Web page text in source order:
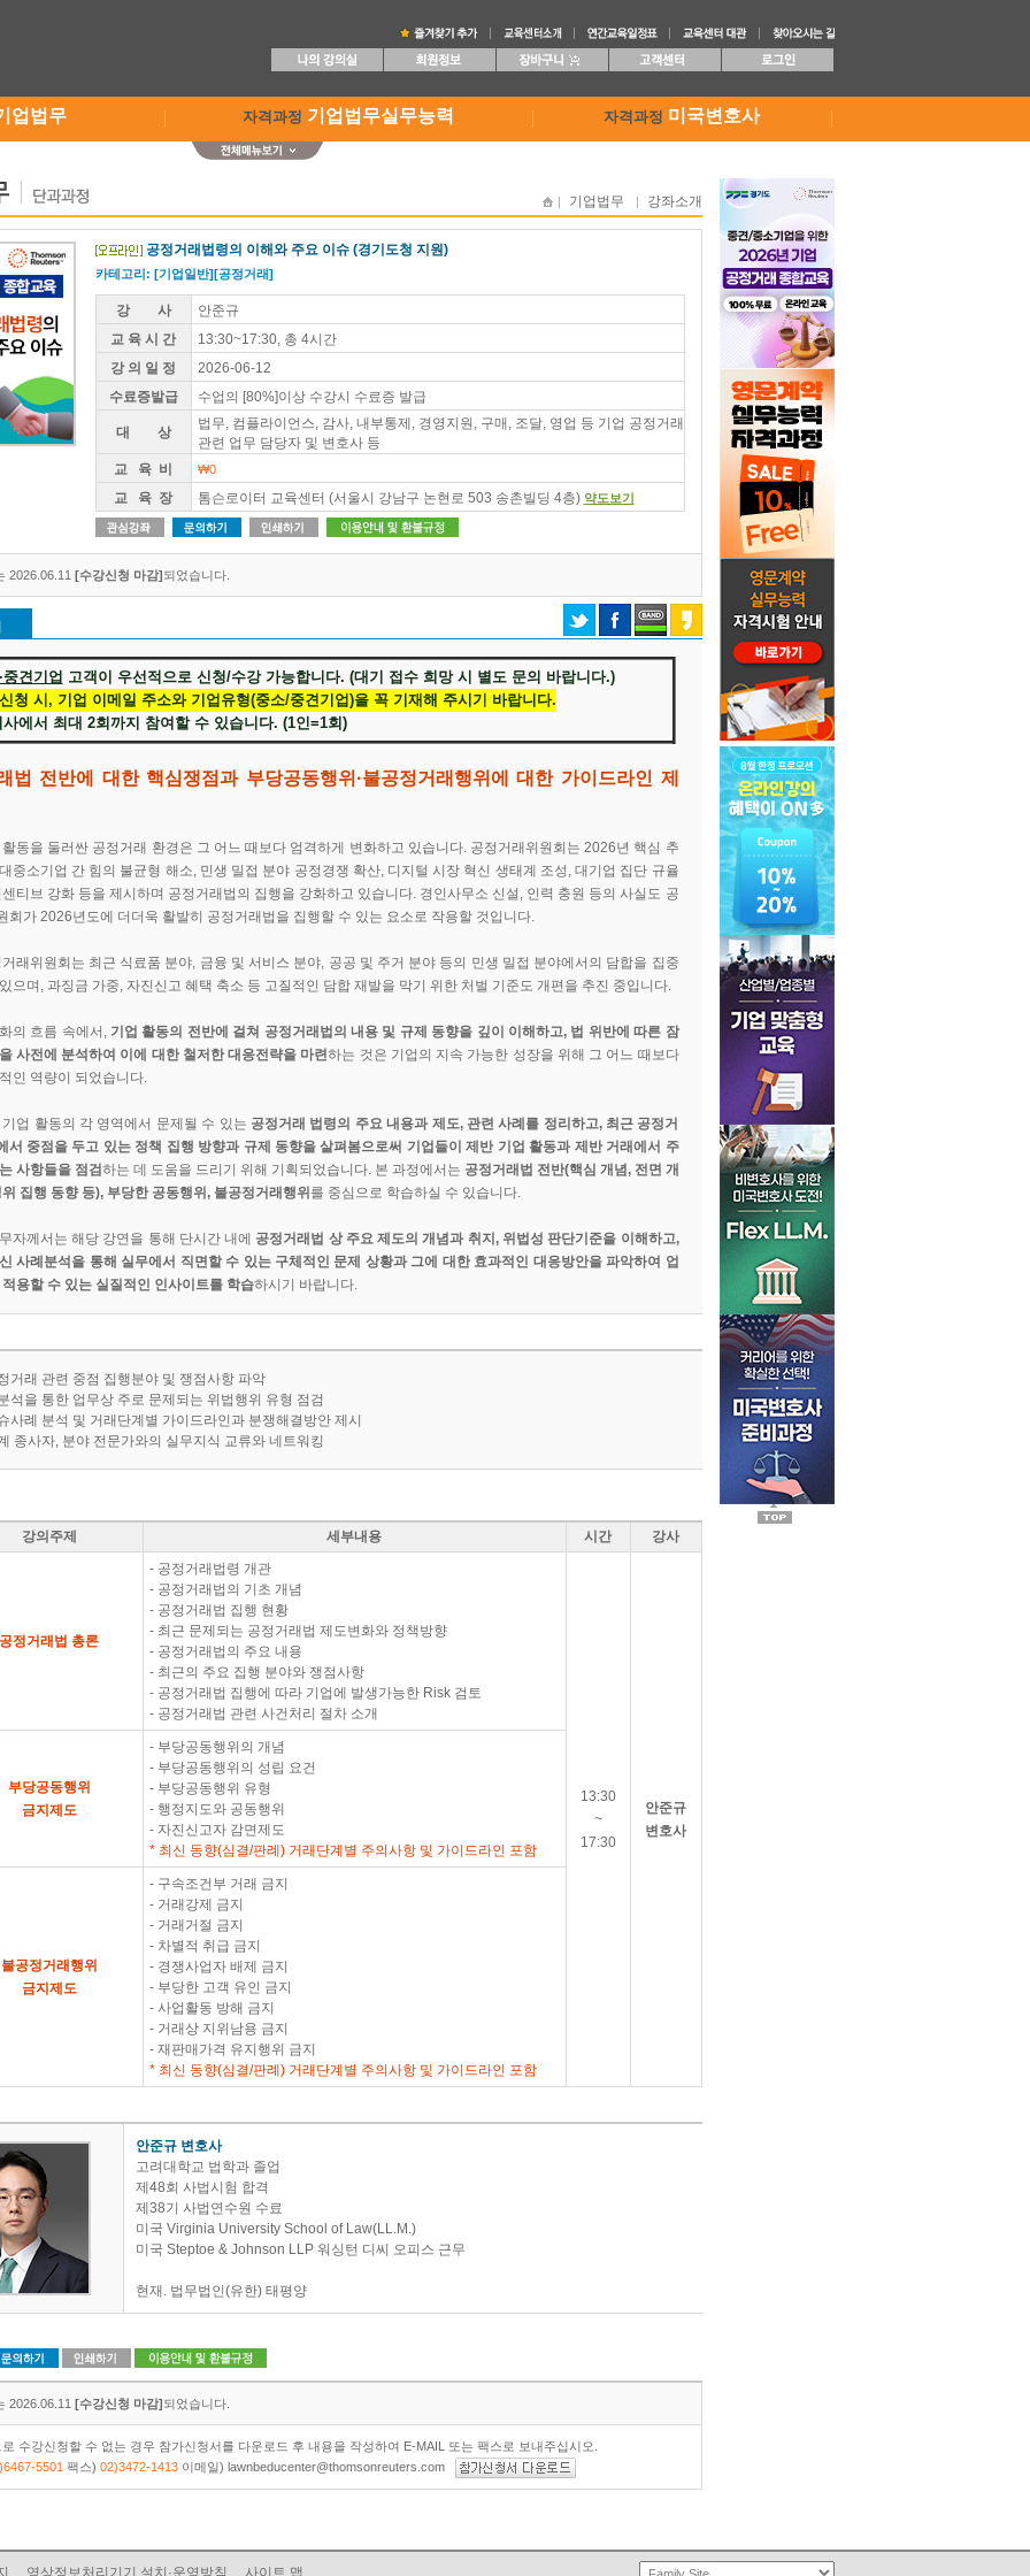
업법무 자격과정 기업법무실무능력 자격과정 미국변호사
기업법무 강좌소개
공정거래법령의 이해와 주요 이슈 (경기도청 지원)
카테고리: [기업일반][공정거래]
강 사
안준규
교 육 시 간
13:30~17:30, 총 4시간
강 의 일 정
2026-06-12
수료증발급
수업의 [80%]이상 수강시 수료증 발급
대 상
법무, 컴플라이언스, 감사, 내부통제, 경영지원, 구매, 조달, 영업 등 기업 공정거래
관련 업무 담당자 및 변호사 등
교 육 비
₩0
교 육 장 톰슨로이터 교육센터 (서울시 강남구 논현로 503 송촌빌딩 4층) 약도보기
2026.06.11 [수강신청 마감]되었습니다.
중견기업 고객이 우선적으로 신청/수강 가능합니다. (대기 접수 희망 시 별도 문의 바랍니다.)
청 시, 기업 이메일 주소와 기업유형(중소/중견기업)을 꼭 기재해 주시기 바랍니다.
사에서 최대 2회까지 참여할 수 있습니다. (1인=1회)
법 전반에 대한 핵심쟁점과 부당공동행위·불공정거래행위에 대한 가이드라인 제
활동을 둘러싼 공정거래 환경은 그 어느 때보다 엄격하게 변화하고 있습니다. 공정거래위원회는 2026년 핵심 추
중소기업 간 힘의 불균형 해소, 민생 밀접 분야 공정경쟁 확산, 디지털 시장 혁신 생태계 조성, 대기업 집단 규율
티브 강화 등을 제시하며 공정거래법의 집행을 강화하고 있습니다. 경인사무소 신설, 인력 충원 등의 사실도 공
회가 2026년도에 더더욱 활발히 공정거래법을 집행할 수 있는 요소로 작용할 것입니다.
거래위원회는 최근 식료품 분야, 금융 및 서비스 분야, 공공 및 주거 분야 등의 민생 밀접 분야에서의 담합을 집중
으며, 과징금 가중, 자진신고 혜택 축소 등 고질적인 담합 재발을 막기 위한 처벌 기준도 개편을 추진 중입니다.
의 흐름 속에서,기업 활동의 전반에 걸쳐 공정거래법의 내용 및 규제 동향을 깊이 이해하고, 법 위반에 따른 잠
사전에 분석하여 이에 대한 철저한 대응전략을 마련하는 것은 기업의 지속 가능한 성장을 위해 그 어느 때보다
인 역량이 되었습니다.
기업 활동의 각 영역에서 문제될 수 있는 공정거래 법령의 주요 내용과 제도, 관련 사례를 정리하고, 최근 공정거
서 중점을 두고 있는 정책 집행 방향과 규제 동향을 살펴봄으로써 기업들이 제반 기업 활동과 제반 거래에서 주
사항들을 점검하는 데 도움을 드리기 위해 기획되었습니다. 본 과정에서는 공정거래법 전반(핵심 개념, 전면 개
집행 동향 등), 부당한 공동행위, 불공정거래행위 를 중심으로 학습하실 수 있습니다.
자께서는 해당 강연을 통해 단시간 내에 공정거래법 상 주요 제도의 개념과 취지, 위법성 판단기준을 이해하고,
사례분석을 통해 실무에서 직면할 수 있는 구체적인 문제 상황과 그에 대한 효과적인 대응방안을 파악하여 업
용할 수 있는 실질적인 인사이트를 학습하시기 바랍니다.
거래 관련 중점 집행분야 및 쟁점사항 파악
석을 통한 업무상 주로 문제되는 위법행위 유형 점검
사례 분석 및 거래단계별 가이드라인과 분쟁해결방안 제시
종사자, 분야 전문가와의 실무지식 교류와 네트워킹
강의주제 세부내용 시간 강사
공정거래법 총론
- 공정거래법령 개관
- 공정거래법의 기초 개념
- 공정거래법 집행 현황
- 최근 문제되는 공정거래법 제도변화와 정책방향
- 공정거래법의 주요 내용
- 최근의 주요 집행 분야와 쟁점사항
- 공정거래법 집행에 따라 기업에 발생가능한 Risk 검토
- 공정거래법 관련 사건처리 절차 소개
13:30
~
17:30
안준규
변호사
부당공동행위
금지제도
- 부당공동행위의 개념
- 부당공동행위의 성립 요건
- 부당공동행위 유형
- 행정지도와 공동행위
- 자진신고자 감면제도
* 최신 동향(심결/판례) 거래단계별 주의사항 및 가이드라인 포함
불공정거래행위
금지제도
- 구속조건부 거래 금지
- 거래강제 금지
- 거래거절 금지
- 차별적 취급 금지
- 경쟁사업자 배제 금지
- 부당한 고객 유인 금지
- 사업활동 방해 금지
- 거래상 지위남용 금지
- 재판매가격 유지행위 금지
* 최신 동향(심결/판례) 거래단계별 주의사항 및 가이드라인 포함
안준규 변호사
고려대학교 법학과 졸업
제48회 사법시험 합격
제38기 사법연수원 수료
미국 Virginia University School of Law(LL.M.)
미국 Steptoe & Johnson LLP 워싱턴 디씨 오피스 근무
현재. 법무법인(유한) 태평양
2026.06.11 [수강신청 마감]되었습니다.
수강신청할 수 없는 경우 참가신청서를 다운로드 후 내용을 작성하여 E-MAIL 또는 팩스로 보내주십시오.
5501 팩스) 02)3472-1413 이메일) lawnbeducenter@thomsonreuters.com
영상정보처리기기 설치·운영방침 사이트 맵